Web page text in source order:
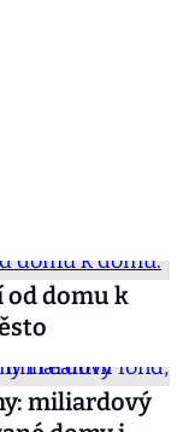
od domu k
miliardový